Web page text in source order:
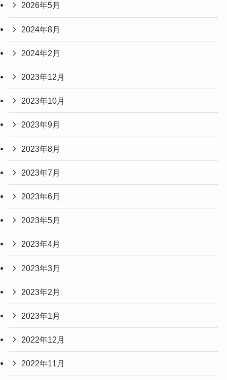
2026年5月
2024年8月
2024年2月
2023年12月
2023年10月
2023年9月
2023年8月
2023年7月
2023年6月
2023年5月
2023年4月
2023年3月
2023年2月
2023年1月
2022年12月
2022年11月